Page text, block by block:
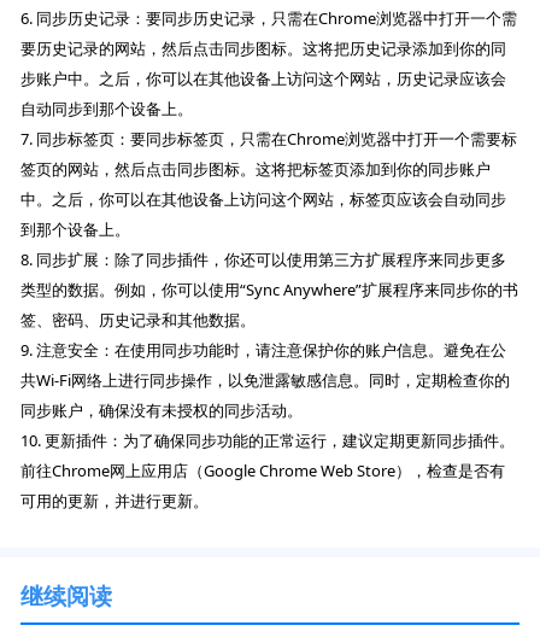
6. 同步历史记录：要同步历史记录，只需在Chrome浏览器中打开一个需
要历史记录的网站，然后点击同步图标。这将把历史记录添加到你的同
步账户中。之后，你可以在其他设备上访问这个网站，历史记录应该会
自动同步到那个设备上。
7. 同步标签页：要同步标签页，只需在Chrome浏览器中打开一个需要标
签页的网站，然后点击同步图标。这将把标签页添加到你的同步账户
中。之后，你可以在其他设备上访问这个网站，标签页应该会自动同步
到那个设备上。
8. 同步扩展：除了同步插件，你还可以使用第三方扩展程序来同步更多
类型的数据。例如，你可以使用“Sync Anywhere”扩展程序来同步你的书
签、密码、历史记录和其他数据。
9. 注意安全：在使用同步功能时，请注意保护你的账户信息。避免在公
共Wi-Fi网络上进行同步操作，以免泄露敏感信息。同时，定期检查你的
同步账户，确保没有未授权的同步活动。
10. 更新插件：为了确保同步功能的正常运行，建议定期更新同步插件。
前往Chrome网上应用店（Google Chrome Web Store），检查是否有
可用的更新，并进行更新。
继续阅读